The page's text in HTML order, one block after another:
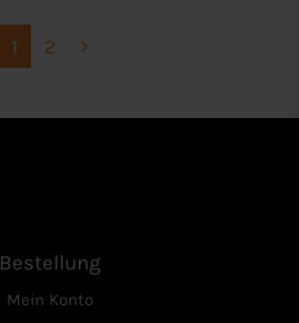
1 2
Bestellung
Mein Konto